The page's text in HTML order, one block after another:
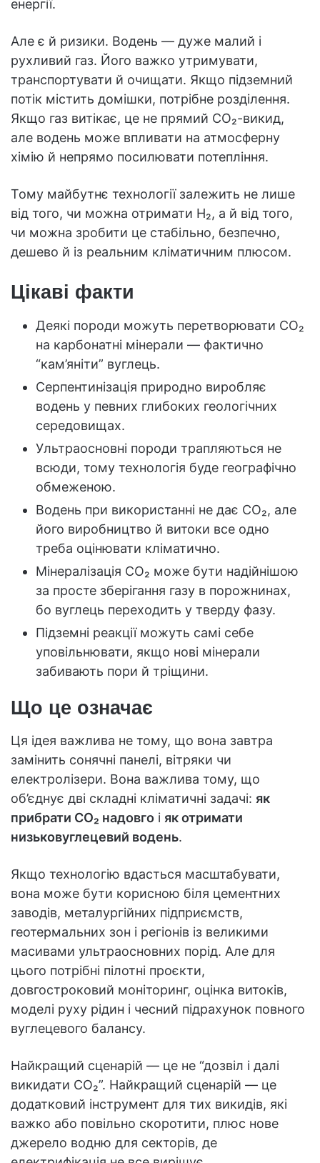
енергії.
Але є й ризики. Водень — дуже малий і
рухливий газ. Його важко утримувати,
транспортувати й очищати. Якщо підземний
потік містить домішки, потрібне розділення.
Якщо газ витікає, це не прямий CO₂-викид,
але водень може впливати на атмосферну
хімію й непрямо посилювати потепління.
Тому майбутнє технології залежить не лише
від того, чи можна отримати H₂, а й від того,
чи можна зробити це стабільно, безпечно,
дешево й із реальним кліматичним плюсом.
Цікаві факти
Деякі породи можуть перетворювати CO₂
на карбонатні мінерали — фактично
“кам’яніти” вуглець.
Серпентинізація природно виробляє
водень у певних глибоких геологічних
середовищах.
Ультраосновні породи трапляються не
всюди, тому технологія буде географічно
обмеженою.
Водень при використанні не дає CO₂, але
його виробництво й витоки все одно
треба оцінювати кліматично.
Мінералізація CO₂ може бути надійнішою
за просте зберігання газу в порожнинах,
бо вуглець переходить у тверду фазу.
Підземні реакції можуть самі себе
уповільнювати, якщо нові мінерали
забивають пори й тріщини.
Що це означає
Ця ідея важлива не тому, що вона завтра
замінить сонячні панелі, вітряки чи
електролізери. Вона важлива тому, що
об’єднує дві складні кліматичні задачі: як
прибрати CO₂ надовго і як отримати
низьковуглецевий водень.
Якщо технологію вдасться масштабувати,
вона може бути корисною біля цементних
заводів, металургійних підприємств,
геотермальних зон і регіонів із великими
масивами ультраосновних порід. Але для
цього потрібні пілотні проєкти,
довгостроковий моніторинг, оцінка витоків,
моделі руху рідин і чесний підрахунок повного
вуглецевого балансу.
Найкращий сценарій — це не “дозвіл і далі
викидати CO₂”. Найкращий сценарій — це
додатковий інструмент для тих викидів, які
важко або повільно скоротити, плюс нове
джерело водню для секторів, де